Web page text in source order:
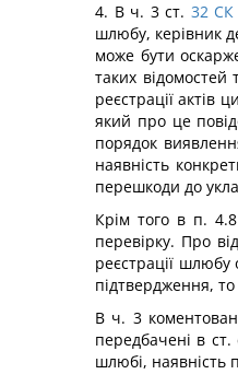
4. В ч. 3 ст. 32 СК
шлюбу, керівник
може бути
таких відомостей
реєстрації актів
який про це
порядок
наявність
перешкоди до
Крім того в п. 4.8
перевірку. Про
реєстрації шлюбу
підтвердження,
В ч. 3
передбачені в ст.
шлюбі, наявність